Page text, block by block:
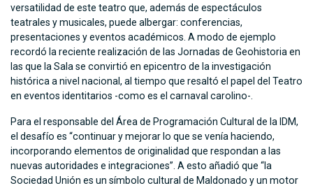
versatilidad de este teatro que, además de espectáculos
teatrales y musicales, puede albergar: conferencias,
presentaciones y eventos académicos. A modo de ejemplo
recordó la reciente realización de las Jornadas de Geohistoria en
las que la Sala se convirtió en epicentro de la investigación
histórica a nivel nacional, al tiempo que resaltó el papel del Teatro
en eventos identitarios -como es el carnaval carolino-.
Para el responsable del Área de Programación Cultural de la IDM,
el desafío es “continuar y mejorar lo que se venía haciendo,
incorporando elementos de originalidad que respondan a las
nuevas autoridades e integraciones”. A esto añadió que “la
Sociedad Unión es un símbolo cultural de Maldonado y un motor